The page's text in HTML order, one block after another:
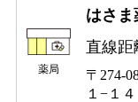
薬局
はさま
直線距
〒274-
１−１４